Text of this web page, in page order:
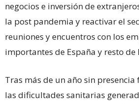
negocios e inversión de
la post pandemia y reactivar el
reuniones y encuentros con los
importantes de España y resto de
Tras más de un año sin
las dificultades sanitarias